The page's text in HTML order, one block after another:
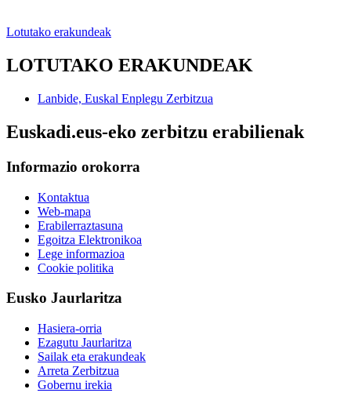
Lotutako erakundeak
LOTUTAKO ERAKUNDEAK
Lanbide, Euskal Enplegu Zerbitzua
Euskadi.eus-eko zerbitzu erabilienak
Informazio orokorra
Kontaktua
Web-mapa
Erabilerraztasuna
Egoitza Elektronikoa
Lege informazioa
Cookie politika
Eusko Jaurlaritza
Hasiera-orria
Ezagutu Jaurlaritza
Sailak eta erakundeak
Arreta Zerbitzua
Gobernu irekia